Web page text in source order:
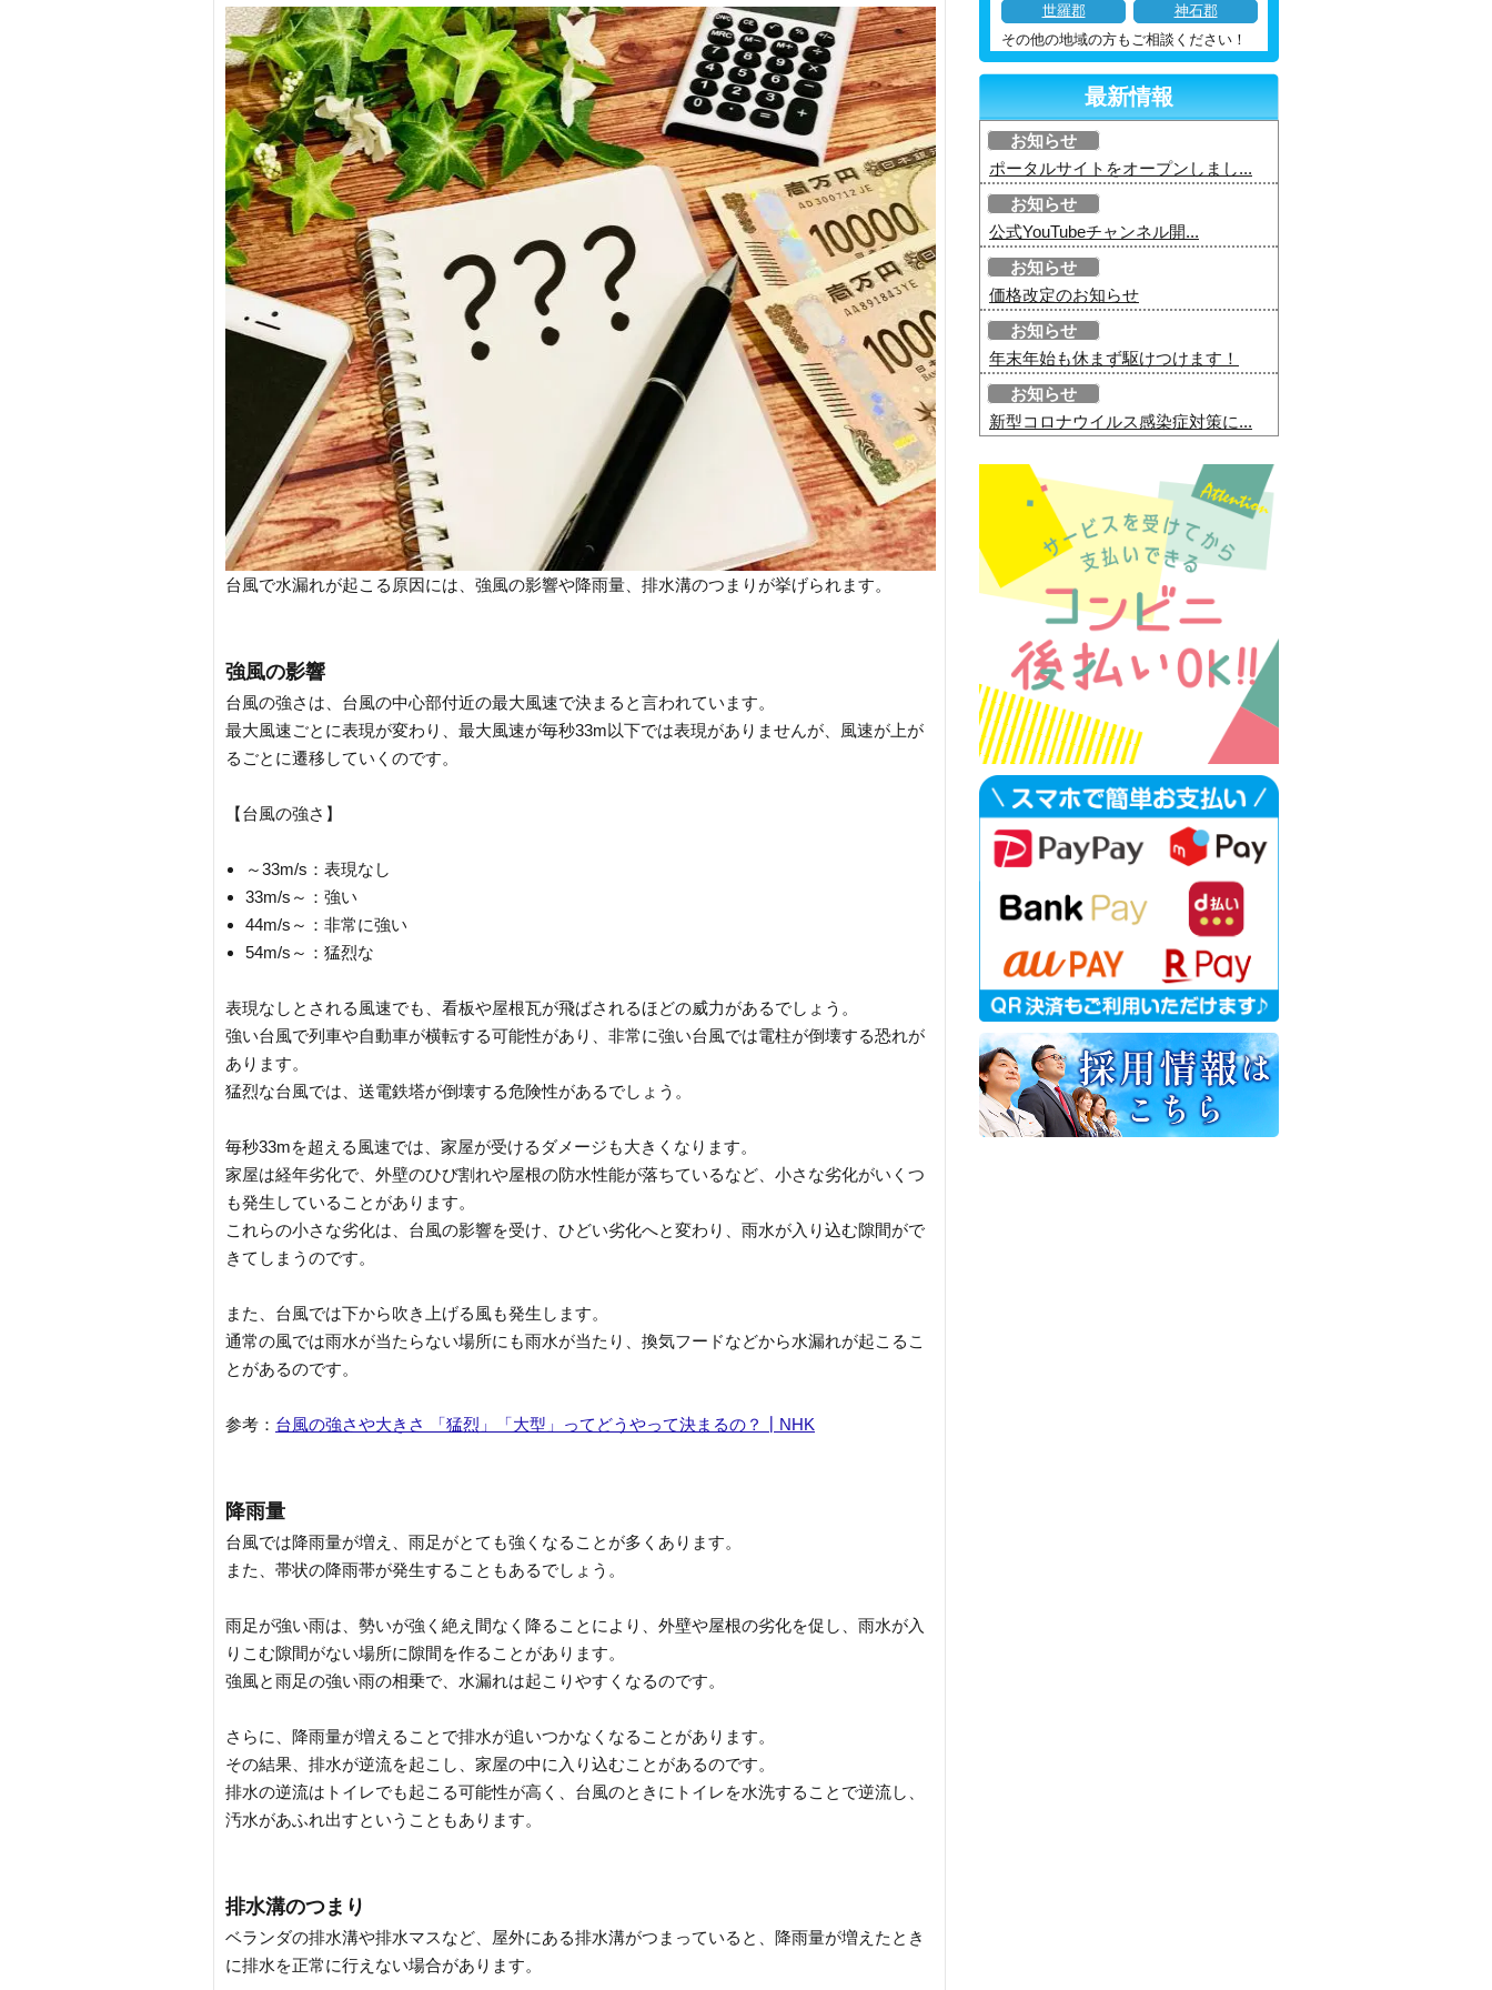
台風で水漏れが起こる原因には、強風の影響や降雨量、排水溝のつまりが挙げられます。
強風の影響
台風の強さは、台風の中心部付近の最大風速で決まると言われています。
最大風速ごとに表現が変わり、最大風速が毎秒33m以下では表現がありませんが、風速が上が
るごとに遷移していくのです。
【台風の強さ】
～33m/s：表現なし
33m/s～：強い
44m/s～：非常に強い
54m/s～：猛烈な
表現なしとされる風速でも、看板や屋根瓦が飛ばされるほどの威力があるでしょう。
強い台風で列車や自動車が横転する可能性があり、非常に強い台風では電柱が倒壊する恐れが
あります。
猛烈な台風では、送電鉄塔が倒壊する危険性があるでしょう。
毎秒33mを超える風速では、家屋が受けるダメージも大きくなります。
家屋は経年劣化で、外壁のひび割れや屋根の防水性能が落ちているなど、小さな劣化がいくつ
も発生していることがあります。
これらの小さな劣化は、台風の影響を受け、ひどい劣化へと変わり、雨水が入り込む隙間がで
きてしまうのです。
また、台風では下から吹き上げる風も発生します。
通常の風では雨水が当たらない場所にも雨水が当たり、換気フードなどから水漏れが起こるこ
とがあるのです。
参考： 台風の強さや大きさ 「猛烈」「大型」ってどうやって決まるの？┃NHK
降雨量
台風では降雨量が増え、雨足がとても強くなることが多くあります。
また、帯状の降雨帯が発生することもあるでしょう。
雨足が強い雨は、勢いが強く絶え間なく降ることにより、外壁や屋根の劣化を促し、雨水が入
りこむ隙間がない場所に隙間を作ることがあります。
強風と雨足の強い雨の相乗で、水漏れは起こりやすくなるのです。
さらに、降雨量が増えることで排水が追いつかなくなることがあります。
その結果、排水が逆流を起こし、家屋の中に入り込むことがあるのです。
排水の逆流はトイレでも起こる可能性が高く、台風のときにトイレを水洗することで逆流し、
汚水があふれ出すということもあります。
排水溝のつまり
ベランダの排水溝や排水マスなど、屋外にある排水溝がつまっていると、降雨量が増えたとき
に排水を正常に行えない場合があります。
世羅郡
神石郡
その他の地域の方もご相談ください！
最新情報
お知らせ
ポータルサイトをオープンしまし...
お知らせ
公式YouTubeチャンネル開...
お知らせ
価格改定のお知らせ
お知らせ
年末年始も休まず駆けつけます！
お知らせ
新型コロナウイルス感染症対策に...